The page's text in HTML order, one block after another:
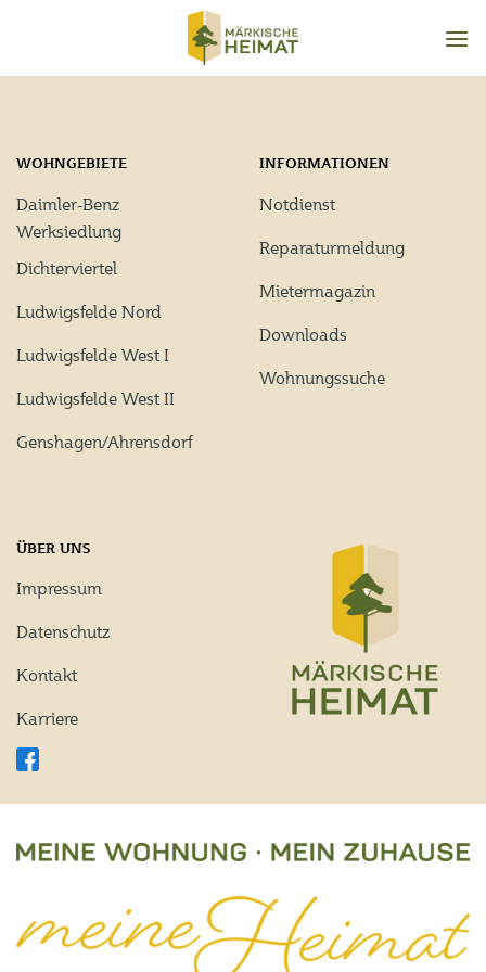
WOHNGEBIETE
Daimler-Benz
Werksiedlung
Dichterviertel
Ludwigsfelde Nord
Ludwigsfelde West I
Ludwigsfelde West II
Genshagen/Ahrensdorf
INFORMATIONEN
Notdienst
Reparaturmeldung
Mietermagazin
Downloads
Wohnungssuche
ÜBER UNS
Impressum
Datenschutz
Kontakt
Karriere